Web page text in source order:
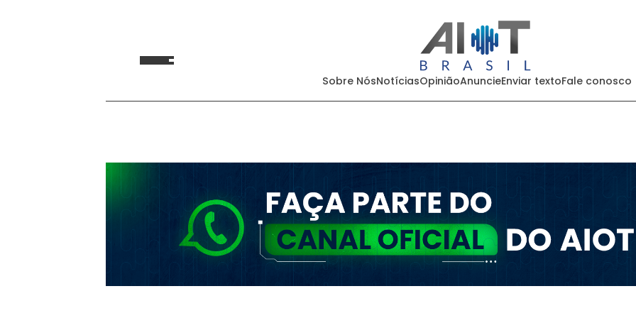
Sobre NósNotíciasOpiniãoAnuncieEnviar textoFale conosco